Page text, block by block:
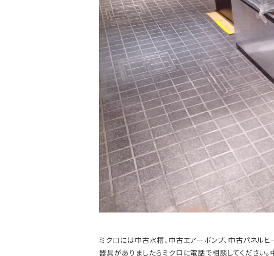
ミクロには中古水槽、中古エアーポンプ、中古パネル
器具がありましたらミクロに電話で相談してください